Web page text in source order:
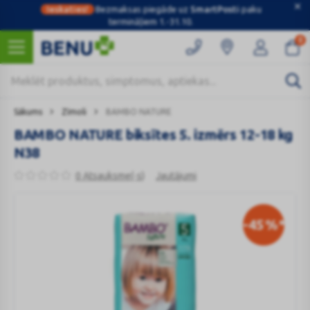
Ieskaties! Bezmaksas piegāde uz SmartPostipaku
termināļiem 1.-31.10.
0
Sākums Zīmoli BAMBO NATURE
0 Atsauksme(-s) Jautājumi
BAMBO NATURE biksītes 5. izmērs 12-18 kg
N38
-45%*